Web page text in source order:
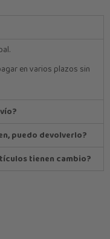
en varios plazos sin
puedo devolverlo?
tienen cambio?